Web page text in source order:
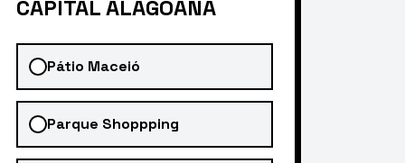
CAPITAL ALAGOANA
Pátio Maceió
Parque Shoppping